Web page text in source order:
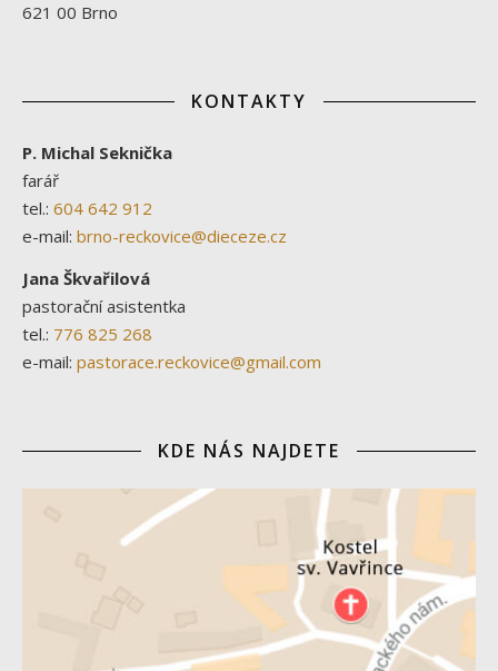
621 00 Brno
KONTAKTY
P. Michal Seknička
farář
tel.: 604 642 912
e-mail: brno-reckovice@dieceze.cz
Jana Škvařilová
pastorační asistentka
tel.: 776 825 268
e-mail: pastorace.reckovice@gmail.com
KDE NÁS NAJDETE